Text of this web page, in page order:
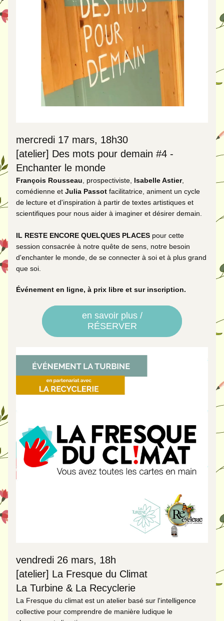
mercredi 17 mars, 18h30
[atelier] Des mots pour demain #4 -
Enchanter le monde
François Rousseau , prospectiviste, Isabelle Astier,
comédienne et Julia Passot facilitatrice, animent un cycle
de lecture et d'inspiration à partir de textes artistiques et
scientifiques pour nous aider à imaginer et désirer demain.
IL RESTE ENCORE QUELQUES PLACES pour cette
session consacrée à notre quête de sens, notre besoin
d'enchanter le monde, de se connecter à soi et à plus grand
que soi.
Événement en ligne, à prix libre et sur inscription.
en savoir plus /
RÉSERVER
vendredi 26 mars, 18h
[atelier] La Fresque du Climat
La Turbine & La Recyclerie
La Fresque du climat est un atelier basé sur l'intelligence
collective pour comprendre de manière ludique le